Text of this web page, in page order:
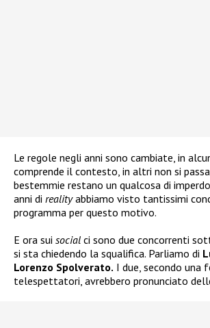
Le regole negli anni sono cambiate, in
comprende il contesto, in altri non si
bestemmie restano un qualcosa di
anni di realityabbiamo visto tantissimi
programma per questo motivo.
E ora sui social ci sono due concorrenti
si sta chiedendo la squalifica. Parliamo di
Lorenzo Spolverato. I due, secondo una
telespettatori, avrebbero pronunciato